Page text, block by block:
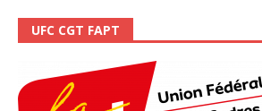
UFC CGT FAPT